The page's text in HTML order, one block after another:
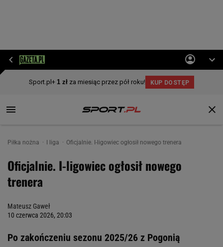
Piłka nożna I liga Oficjalnie. I-ligowiec ogłosił nowego trenera
Oficjalnie. I-ligowiec ogłosił nowego
trenera
Mateusz Gaweł
10 czerwca 2026, 20:03
Po zakończeniu sezonu 2025/26 z Pogonią